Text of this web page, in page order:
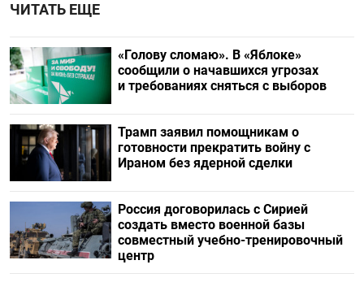
ЧИТАТЬ ЕЩЕ
«Голову сломаю». В «Яблоке»
сообщили о начавшихся угрозах
и требованиях сняться с выборов
Трамп заявил помощникам о
готовности прекратить войну с
Ираном без ядерной сделки
Россия договорилась с Сирией
создать вместо военной базы
совместный учебно-тренировочный
центр